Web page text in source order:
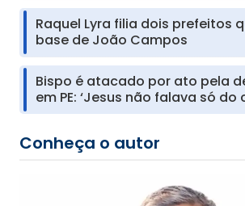
Raquel Lyra filia dois prefeitos
base de João Campos
Bispo é atacado por ato pela
em PE: ‘Jesus não falava só do
Conheça o autor